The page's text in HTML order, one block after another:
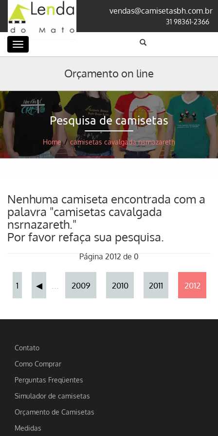
vendas@camisetasbh.com.br
31 98361-2366
Categorias
Orçamento on line
Pesquisa de camisetas
Home / camisetas cavalgada nsrnazareth
Nenhuma camiseta encontrada com a
palavra "camisetas cavalgada
nsrnazareth."
Por favor refaça sua pesquisa.
Página 2012 de 0
1 ◀ ... 2009 2010 2011 2012
Contato
Como Comprar
Perguntas Freqüentes
Simulador de camisetas
Orçamento de Camisetas
Medidas